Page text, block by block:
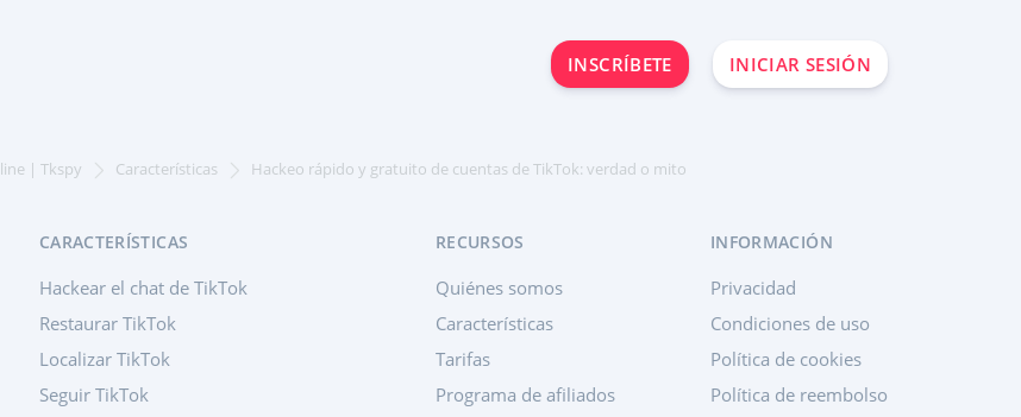
INSCRÍBETE INICIAR SESIÓN
| Tkspy Características Hackeo rápido y gratuito de cuentas de TikTok: verdad o mito
CARACTERÍSTICAS
Hackear el chat de TikTok
Restaurar TikTok
Localizar TikTok
Seguir TikTok
RECURSOS
Quiénes somos
Características
Tarifas
Programa de afiliados
INFORMACIÓN
Privacidad
Condiciones de uso
Política de cookies
Política de reembolso